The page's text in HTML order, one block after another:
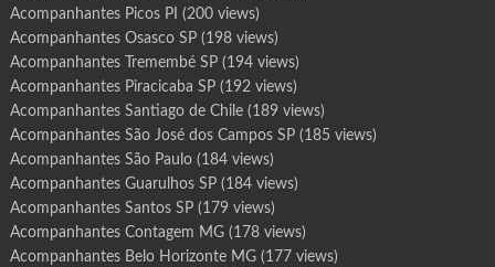
Acompanhantes Picos PI (200 views)
Acompanhantes Osasco SP(198 views)
Acompanhantes Tremembé SP(194 views)
Acompanhantes Piracicaba SP(192 views)
Acompanhantes Santiago de Chile(189 views)
Acompanhantes São José dos Campos SP(185 views)
Acompanhantes São Paulo(184 views)
Acompanhantes Guarulhos SP(184 views)
Acompanhantes Santos SP(179 views)
Acompanhantes Contagem MG(178 views)
Acompanhantes Belo Horizonte MG(177 views)